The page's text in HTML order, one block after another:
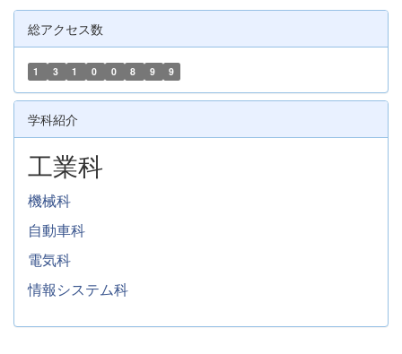
総アクセス数
1 3 1 0 0 8 9 9
学科紹介
工業科
機械科
自動車科
電気科
情報システム科